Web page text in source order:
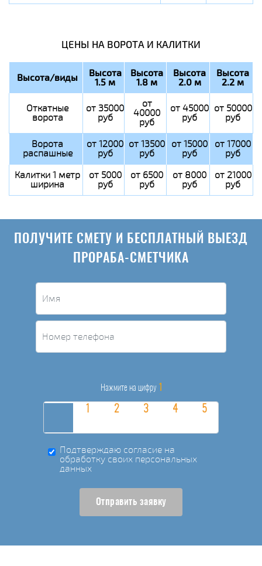
ЦЕНЫ НА ВОРОТА И КАЛИТКИ
Высота/виды Высота
1.5 м
Высота
1.8 м
Высота
2.0 м
Высота
2.2 м
Откатные
ворота
от 35000
руб
от
40000
руб
от 45000
руб
от 50000
руб
Ворота
распашные
от 12000
руб
от 13500
руб
от 15000
руб
от 17000
руб
Калитки 1 метр
ширина
от 5000
руб
от 6500
руб
от 8000
руб
от 21000
руб
ПОЛУЧИТЕ СМЕТУ И БЕСПЛАТНЫЙ ВЫЕЗД
ПРОРАБА-СМЕТЧИКА
Нажмите на цифру 1
Подтверждаю согласие на
обработку своих персональных
данных
Отправить заявку